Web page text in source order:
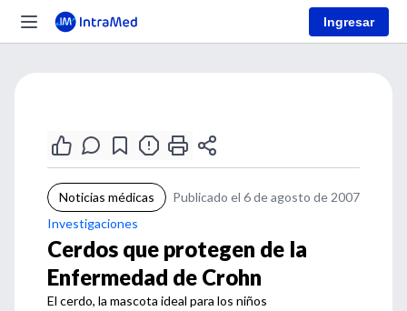
Ingresar
Noticias médicas
Publicado el 6 de agosto de 2007
Investigaciones
Cerdos que protegen de la
Enfermedad de Crohn
El cerdo, la mascota ideal para los niños